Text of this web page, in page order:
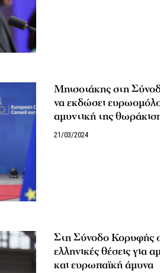
Μητσοτάκης στη
να εκδώσει
αμυντική της
21/03/2024
Στη Σύνοδο Κορυφής
ελληνικές θέσεις για
και ευρωπαϊκή άμυνα